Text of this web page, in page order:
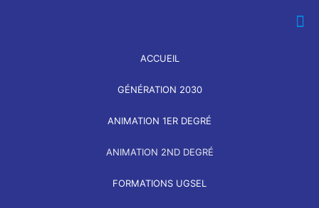
ACCUEIL
GÉNÉRATION 2030
ANIMATION 1ER DEGRÉ
ANIMATION 2ND DEGRÉ
FORMATIONS UGSEL